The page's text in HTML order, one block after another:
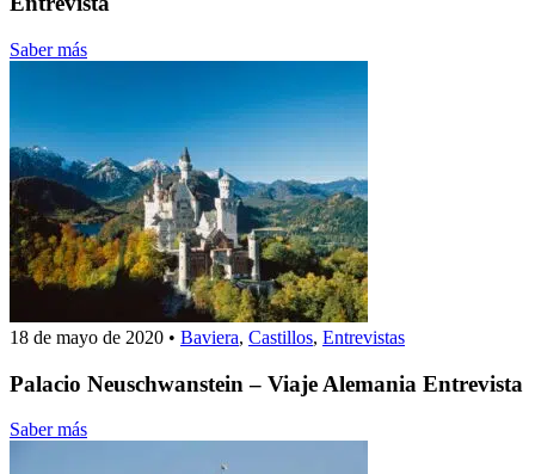
Saber más
18 de mayo de 2020 • Baviera, Castillos, Entrevistas
Palacio Neuschwanstein – Viaje Alemania Entrevista
Saber más